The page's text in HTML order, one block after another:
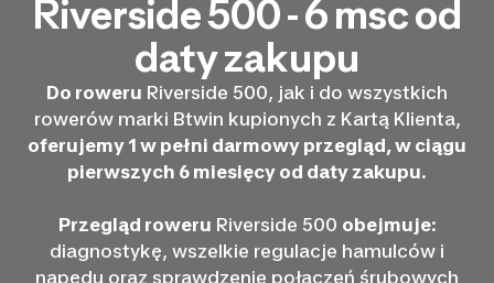
Riverside 500 - 6 msc od
daty zakupu
Do roweru Riverside 500, jak i do wszystkich
rowerów marki Btwin kupionych z Kartą Klienta,
oferujemy 1 w pełni darmowy przegląd, w ciągu
pierwszych 6 miesięcy od daty zakupu.
Przegląd roweru Riverside 500 obejmuje:
diagnostykę, wszelkie regulacje hamulców i
napędu oraz sprawdzenie połączeń śrubowych